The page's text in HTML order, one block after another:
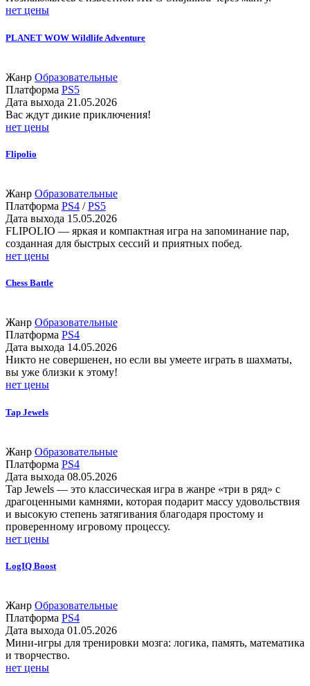
нет цены
PLANET WOW Wildlife Adventure
Жанр Образовательные
Платформа PS5
Дата выхода 21.05.2026
Вас ждут дикие приключения!
нет цены
Flipolio
Жанр Образовательные
Платформа PS4 /PS5
Дата выхода 15.05.2026
FLIPOLIO — яркая и компактная игра на запоминание пар,
созданная для быстрых сессий и приятных побед.
нет цены
Chess Battle
Жанр Образовательные
Платформа PS4
Дата выхода 14.05.2026
Никто не совершенен, но если вы умеете играть в шахматы,
вы уже близки к этому!
нет цены
Tap Jewels
Жанр Образовательные
Платформа PS4
Дата выхода 08.05.2026
Tap Jewels — это классическая игра в жанре «три в ряд» с
драгоценными камнями, которая подарит массу удовольствия
и высокую степень затягивания благодаря простому и
проверенному игровому процессу.
нет цены
LogIQ Boost
Жанр Образовательные
Платформа PS4
Дата выхода 01.05.2026
Мини-игры для тренировки мозга: логика, память, математика
и творчество.
нет цены